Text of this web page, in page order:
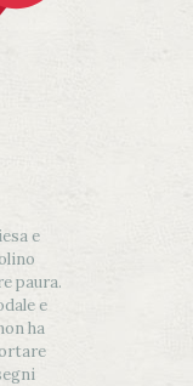
e
paura.
e
ha